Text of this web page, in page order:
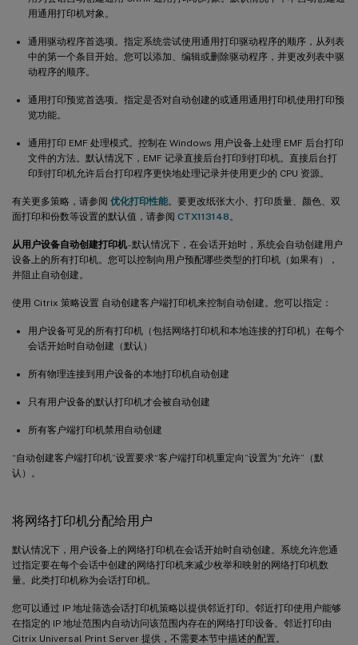
用通用打印机对象。
通用驱动程序首选项。指定系统尝试使用通用打印驱动程序的顺序，从列表
中的第一个条目开始。您可以添加、编辑或删除驱动程序，并更改列表中驱
动程序的顺序。
通用打印预览首选项。指定是否对自动创建的或通用通用打印机使用打印预
览功能。
通用打印 EMF 处理模式。控制在 Windows 用户设备上处理 EMF 后台打印
文件的方法。默认情况下，EMF 记录直接后台打印到打印机。直接后台打
印到打印机允许后台打印程序更快地处理记录并使用更少的 CPU 资源。
有关更多策略，请参阅 优化打印性能。要更改纸张大小、打印质量、颜色、双
面打印和份数等设置的默认值，请参阅 CTX113148 。
从用户设备自动创建打印机- 默认情况下，在会话开始时，系统会自动创建用户
设备上的所有打印机。您可以控制向用户预配哪些类型的打印机（如果有），
并阻止自动创建。
使用 Citrix 策略设置 自动创建客户端打印机来控制自动创建。您可以指定：
用户设备可见的所有打印机（包括网络打印机和本地连接的打印机）在每个
会话开始时自动创建（默认）
所有物理连接到用户设备的本地打印机自动创建
只有用户设备的默认打印机才会被自动创建
所有客户端打印机禁用自动创建
“自动创建客户端打印机”设置要求“客户端打印机重定向”设置为“允许”（默
认）。
将网络打印机分配给用户
默认情况下，用户设备上的网络打印机在会话开始时自动创建。系统允许您通
过指定要在每个会话中创建的网络打印机来减少枚举和映射的网络打印机数
量。此类打印机称为会话打印机。
您可以通过 IP 地址筛选会话打印机策略以提供邻近打印。邻近打印使用户能够
在指定的 IP 地址范围内自动访问该范围内存在的网络打印设备。邻近打印由
Citrix Universal Print Server 提供，不需要本节中描述的配置。